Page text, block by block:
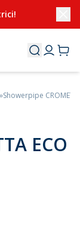
»Showerpipe
ECO